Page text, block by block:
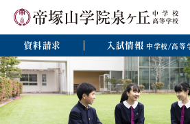
資料請求 入試情報 中学校/高等